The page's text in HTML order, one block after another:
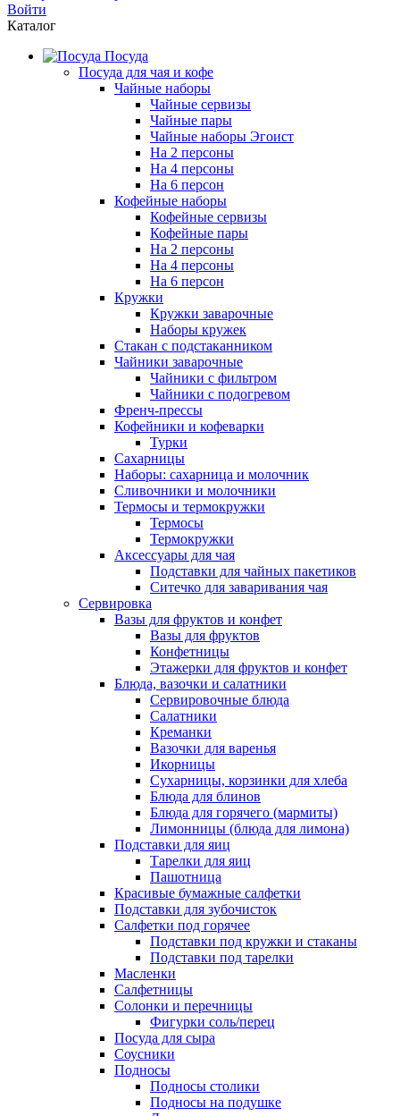
Войти
Каталог
Посуда
Посуда для чая и кофе
Чайные наборы
Чайные сервизы
Чайные пары
Чайные наборы Эгоист
На 2 персоны
На 4 персоны
На 6 персон
Кофейные наборы
Кофейные сервизы
Кофейные пары
На 2 персоны
На 4 персоны
На 6 персон
Кружки
Кружки заварочные
Наборы кружек
Стакан с подстаканником
Чайники заварочные
Чайники с фильтром
Чайники с подогревом
Френч-прессы
Кофейники и кофеварки
Турки
Сахарницы
Наборы: сахарница и молочник
Сливочники и молочники
Термосы и термокружки
Термосы
Термокружки
Аксессуары для чая
Подставки для чайных пакетиков
Ситечко для заваривания чая
Сервировка
Вазы для фруктов и конфет
Вазы для фруктов
Конфетницы
Этажерки для фруктов и конфет
Блюда, вазочки и салатники
Сервировочные блюда
Салатники
Креманки
Вазочки для варенья
Икорницы
Сухарницы, корзинки для хлеба
Блюда для блинов
Блюда для горячего (мармиты)
Лимонницы (блюда для лимона)
Подставки для яиц
Тарелки для яиц
Пашотница
Красивые бумажные салфетки
Подставки для зубочисток
Салфетки под горячее
Подставки под кружки и стаканы
Подставки под тарелки
Масленки
Салфетницы
Солонки и перечницы
Фигурки соль/перец
Посуда для сыра
Соусники
Подносы
Подносы столики
Подносы на подушке